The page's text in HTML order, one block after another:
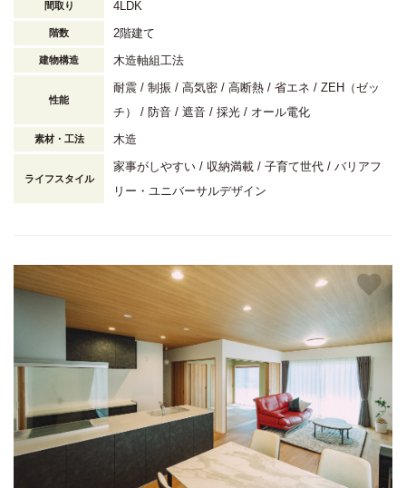
間取り 4LDK
階数 2階建て
建物構造 木造軸組工法
性能
耐震 制振 高気密 高断熱 省エネ
ZEH（ゼッ
チ）
防音 遮音 採光 オール電化
素材・工法 木造
ライフスタイル
家事がしやすい 収納満載 子育て世代
バリアフ
リー・ユニバーサルデザイン